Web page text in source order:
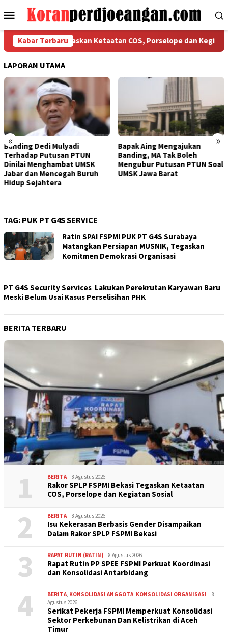
ke
Menu
Mobile
Kabar Terbaru
Bekasi Tegaskan Ketaatan COS, Porselope dan Kegiatan
LAPORAN UTAMA
« »
PTUN
UMSK
Buruh
Bapak Aing Mengajukan
Banding, MA Tak Boleh
Mengubur Putusan PTUN Soal
UMSK Jawa Barat
Sengketa UMSK
Tak
Mulyadi
Pemberhentian
TAG: PUK PT G4S SERVICE
Ratin SPAI FSPMI PUK PT G4S Surabaya
Matangkan Persiapan MUSNIK, Tegaskan
Komitmen Demokrasi Organisasi
PT G4S Security Services Lakukan Perekrutan Karyawan Baru
Meski Belum Usai Kasus Perselisihan PHK
BERITA TERBARU
1 BERITA 8 Agustus 2026
Rakor SPLP FSPMI Bekasi Tegaskan Ketaatan
COS, Porselope dan Kegiatan Sosial
2 BERITA 8 Agustus 2026
Isu Kekerasan Berbasis Gender Disampaikan
Dalam Rakor SPLP FSPMI Bekasi
3 RAPAT RUTIN (RATIN) 8 Agustus 2026
Rapat Rutin PP SPEE FSPMI Perkuat Koordinasi
dan Konsolidasi Antarbidang
4 BERITA, KONSOLIDASI ANGGOTA, KONSOLIDASI ORGANISASI
8
Agustus 2026
Serikat Pekerja FSPMI Memperkuat Konsolidasi
Sektor Perkebunan Dan Kelistrikan di Aceh
Timur